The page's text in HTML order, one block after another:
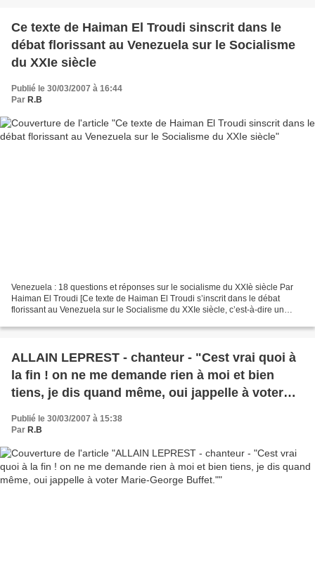
Ce texte de Haiman El Troudi sinscrit dans le
débat florissant au Venezuela sur le Socialisme
du XXIe siècle
Publié le 30/03/2007 à 16:44
Par R.B
Venezuela : 18 questions et réponses sur le socialisme du XXIè siècle Par
Haiman El Troudi [Ce texte de Haiman El Troudi s’inscrit dans le débat
florissant au Venezuela sur le Socialisme du XXIe siècle, c’est-à-dire un
ALLAIN LEPREST - chanteur - "Cest vrai quoi à
la fin ! on ne me demande rien à moi et bien
tiens, je dis quand même, oui jappelle à voter
Marie-George Buffet."
Publié le 30/03/2007 à 15:38
Par R.B